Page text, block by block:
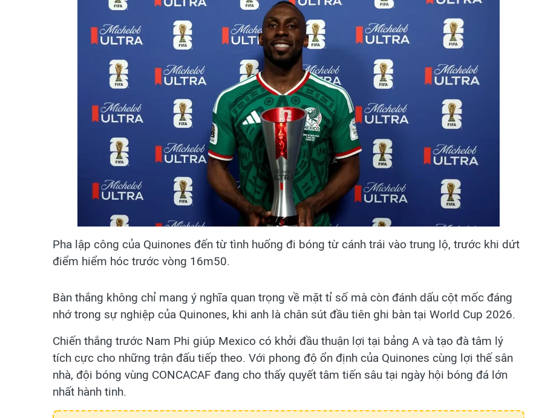
Pha lập công của Quinones đến từ tình huống đi bóng từ cánh trái vào trung lộ, trước khi dứt
điểm hiểm hóc trước vòng 16m50.
Bàn thắng không chỉ mang ý nghĩa quan trọng về mặt tỉ số mà còn đánh dấu cột mốc đáng
nhớ trong sự nghiệp của Quinones, khi anh là chân sút đầu tiên ghi bàn tại World Cup 2026.
Chiến thắng trước Nam Phi giúp Mexico có khởi đầu thuận lợi tại bảng A và tạo đà tâm lý
tích cực cho những trận đấu tiếp theo. Với phong độ ổn định của Quinones cùng lợi thế sân
nhà, đội bóng vùng CONCACAF đang cho thấy quyết tâm tiến sâu tại ngày hội bóng đá lớn
nhất hành tinh.